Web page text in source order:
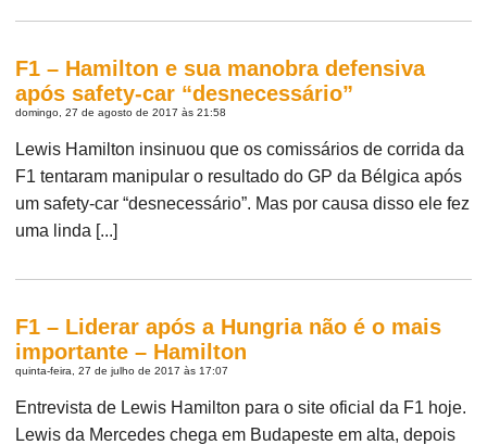
F1 – Hamilton e sua manobra defensiva
após safety-car “desnecessário”
domingo, 27 de agosto de 2017 às 21:58
Lewis Hamilton insinuou que os comissários de corrida da
F1 tentaram manipular o resultado do GP da Bélgica após
um safety-car “desnecessário”. Mas por causa disso ele fez
uma linda [...]
F1 – Liderar após a Hungria não é o mais
importante – Hamilton
quinta-feira, 27 de julho de 2017 às 17:07
Entrevista de Lewis Hamilton para o site oficial da F1 hoje.
Lewis da Mercedes chega em Budapeste em alta, depois